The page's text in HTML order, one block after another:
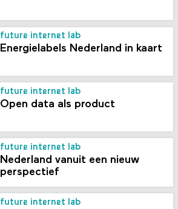
future internet lab
Energielabels Nederland in kaart
future internet lab
Open data als product
future internet lab
Nederland vanuit een nieuw
perspectief
future internet lab